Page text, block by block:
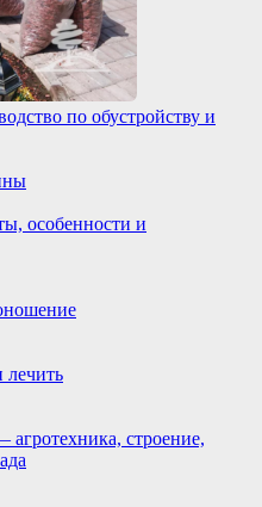
по обустройству и
особенности и
лечить
строение,